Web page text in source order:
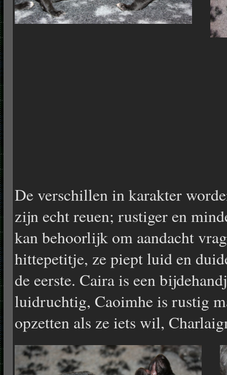
De verschillen in karakter
zijn echt reuen; rustiger en
kan behoorlijk om aandacht
hittepetitje, ze piept luid en
de eerste. Caira is een
luidruchtig, Caoimhe is rustig
opzetten als ze iets wil,